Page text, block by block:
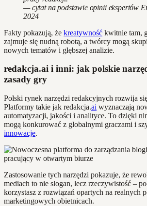
— cytat na podstawie opinii ekspertów
2024
Fakty pokazują, że kreatywność kwitnie tam,
zajmuje się nudną robotą, a twórcy mogą
nowych tematów i głębszej analizie.
redakcja.ai i inni: jak polskie
zasady gry
Polski rynek narzędzi redakcyjnych rozwija
Platformy takie jak redakcja.ai wyznaczają
automatyzacji, jakości i analityce. To dzięki
mogą konkurować z globalnymi graczami i
innowacje.
Zastosowanie tych narzędzi pokazuje, że
mediach to nie slogan, lecz rzeczywistość –
korzystasz z rozwiązań opartych na realnych
marketingowych obietnicach.